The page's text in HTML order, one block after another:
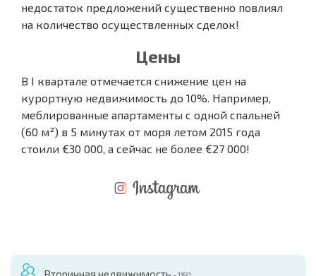
недостаток предложений существенно повлиял
на количество осуществленных сделок!
Цены
В I квартале отмечается снижение цен на
курортную недвижимость до 10%. Например,
меблированные апартаменты с одной спальней
(60 м²) в 5 минутах от моря летом 2015 года
стоили €30 000, а сейчас не более €27 000!